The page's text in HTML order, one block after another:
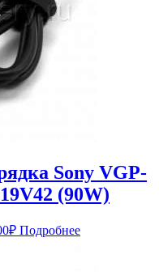
Sony VGP-
(90W)
₽Текущая
Подробнее